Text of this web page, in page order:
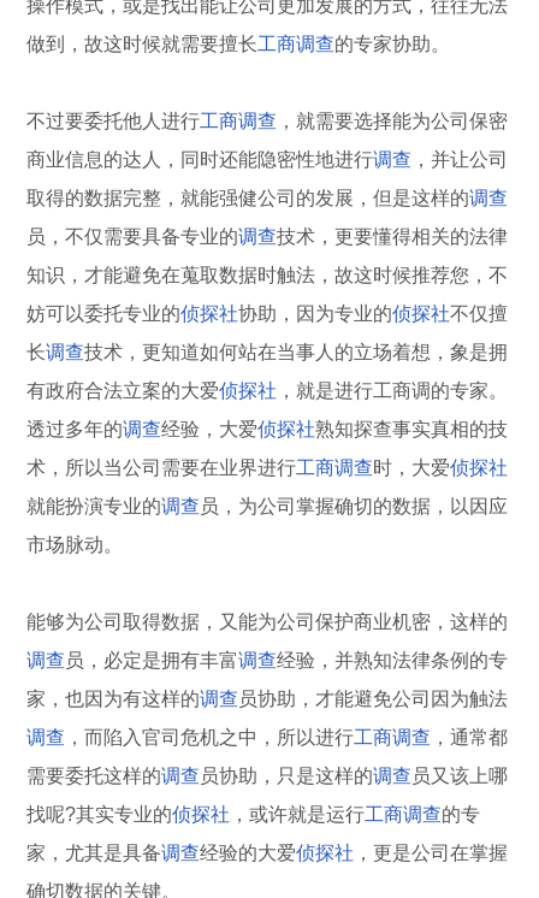
操作模式，或是找出能让公司更加发展的方式，往往无法
做到，故这时候就需要擅长工商调查的专家协助。
不过要委托他人进行工商调查 ，就需要选择能为公司保密
商业信息的达人，同时还能隐密性地进行调查 ，并让公司
取得的数据完整，就能强健公司的发展，但是这样的调查
员，不仅需要具备专业的调查技术，更要懂得相关的法律
知识，才能避免在蒐取数据时触法，故这时候推荐您，不
妨可以委托专业的侦探社协助，因为专业的侦探社不仅擅
长调查技术，更知道如何站在当事人的立场着想，象是拥
有政府合法立案的大爱侦探社 ，就是进行工商调的专家。
透过多年的调查经验，大爱侦探社熟知探查事实真相的技
术，所以当公司需要在业界进行工商调查时，大爱侦探社
就能扮演专业的调查 员，为公司掌握确切的数据，以因应
市场脉动。
能够为公司取得数据，又能为公司保护商业机密，这样的
调查 员，必定是拥有丰富调查经验，并熟知法律条例的专
家，也因为有这样的调查 员协助，才能避免公司因为触法
调查 ，而陷入官司危机之中，所以进行工商调查 ，通常都
需要委托这样的调查 员协助，只是这样的调查 员又该上哪
找呢?其实专业的侦探社 ，或许就是运行工商调查的专
家，尤其是具备调查经验的大爱侦探社 ，更是公司在掌握
确切数据的关键。